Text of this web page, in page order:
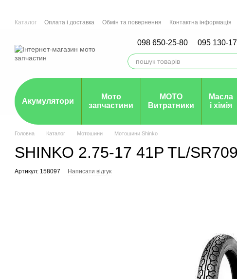
Каталог Оплата і доставка Обмін та повернення Контактна інформація
098 650-25-80 095 130-
Акумулятори
Мото
запчастини
МОТО
Витратники
Масла
і хімія
Головна Каталог Мотошини Мотошини Shinko
SHINKO 2.75-17 41P TL/
Артикул: 158097 Написати відгук